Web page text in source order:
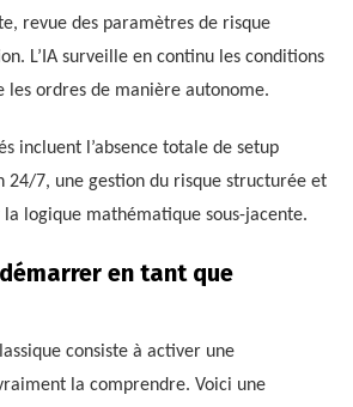
revue des paramètres de risque
L’IA surveille en continu les conditions
les ordres de manière autonome.
incluent l’absence totale de setup
24/7, une gestion du risque structurée et
logique mathématique sous-jacente.
en tant que
consiste à activer une
la comprendre. Voici une